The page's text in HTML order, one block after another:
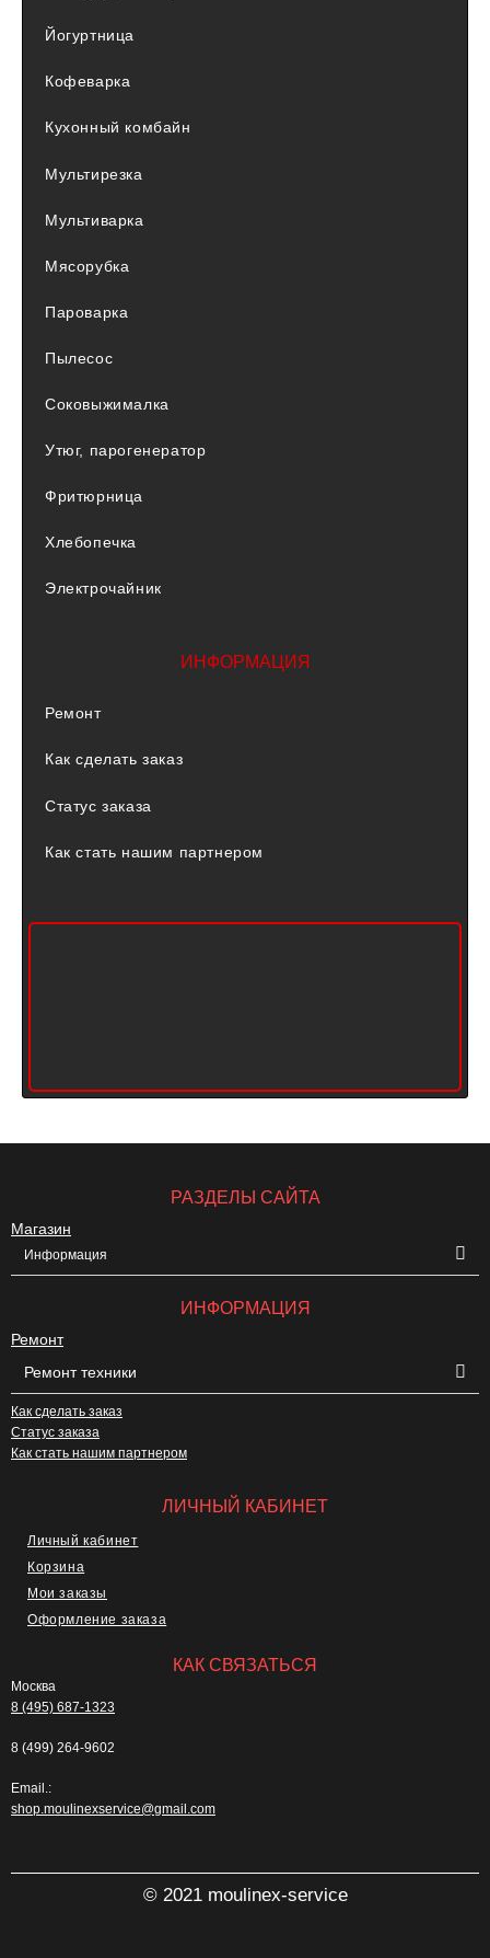
Йогуртница
Кофеварка
Кухонный комбайн
Мультирезка
Мультиварка
Мясорубка
Пароварка
Пылесос
Соковыжималка
Утюг, парогенератор
Фритюрница
Хлебопечка
Электрочайник
ИНФОРМАЦИЯ
Ремонт
Как сделать заказ
Статус заказа
Как стать нашим партнером
РАЗДЕЛЫ САЙТА
Магазин
Информация
ИНФОРМАЦИЯ
Ремонт
Ремонт техники
Как сделать заказ
Статус заказа
Как стать нашим партнером
ЛИЧНЫЙ КАБИНЕТ
Личный кабинет
Корзина
Мои заказы
Оформление заказа
КАК СВЯЗАТЬСЯ
Москва
8 (495) 687-1323
8 (499) 264-9602
Email.:
shop.moulinexservice@gmail.com
© 2021 moulinex-service